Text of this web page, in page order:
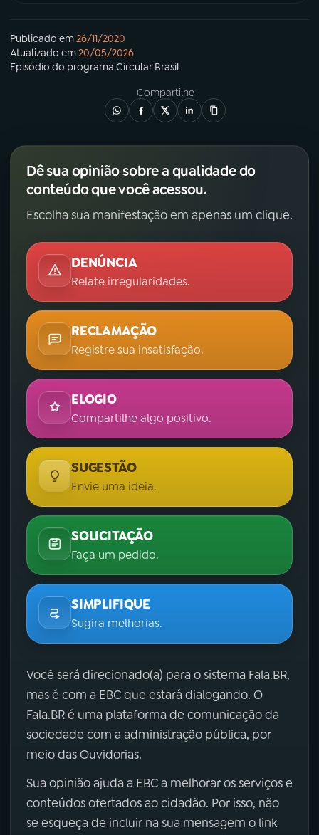
Publicado em26/11/2020
Atualizado em20/05/2026
Episódio do programa Circular Brasil
Compartilhe
Dê sua opinião sobre a qualidade do
conteúdo que você acessou.
Escolha sua manifestação em apenas um clique.
DENÚNCIA
Relate irregularidades.
RECLAMAÇÃO
Registre sua insatisfação.
ELOGIO
Compartilhe algo positivo.
SUGESTÃO
Envie uma ideia.
SOLICITAÇÃO
Faça um pedido.
SIMPLIFIQUE
Sugira melhorias.
Você será direcionado(a) para o sistema Fala.BR,
mas é com a EBC que estará dialogando. O
Fala.BR é uma plataforma de comunicação da
sociedade com a administração pública, por
meio das Ouvidorias.
Sua opinião ajuda a EBC a melhorar os serviços e
conteúdos ofertados ao cidadão. Por isso, não
se esqueça de incluir na sua mensagem o link